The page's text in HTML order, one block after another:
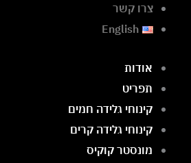
צרו קשר
English
אודות
תפריט
קינוחי גלידה חמים
קינוחי גלידה קרים
מונסטר קוקיס